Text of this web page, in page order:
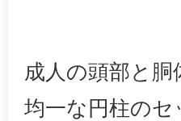
成人の頭部と
均一な円柱の